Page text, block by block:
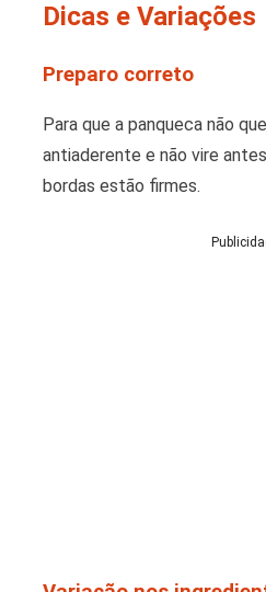
Dicas e Variações
Preparo correto
Para que a panqueca não
antiaderente e não vire
bordas estão firmes.